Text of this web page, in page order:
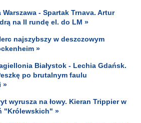
- Spartak Trnava. Artur
na II rundę el. do LM »
najszybszy w deszczowym
»
Białystok - Lechia Gdańsk.
po brutalnym faulu
»
wyrusza na łowy. Kieran Trippier w
"Królewskich" »